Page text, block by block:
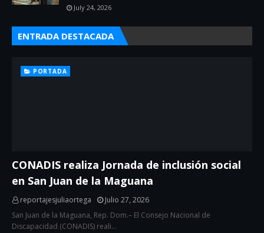
July 24, 2026
ENTRADA DESTACADA
PORTADA
CONADIS realiza Jornada de inclusión social
en San Juan de la Maguana
reportajesjuliaortega
Julio 27, 2026
San Juan de la Maguana, Rep. Dom.– El Consejo Nacional de
Discapacidad (CONADIS) reali…